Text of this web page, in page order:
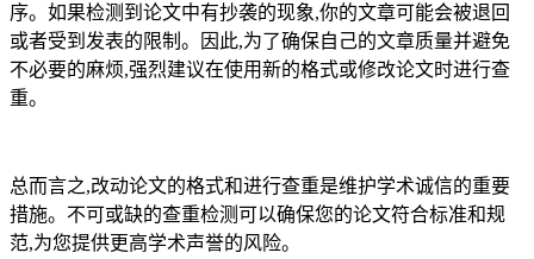
序。如果检测到论文中有抄袭的现象,你的文章可能会被退回
或者受到发表的限制。因此,为了确保自己的文章质量并避免
不必要的麻烦,强烈建议在使用新的格式或修改论文时进行查
重。
总而言之,改动论文的格式和进行查重是维护学术诚信的重要
措施。不可或缺的查重检测可以确保您的论文符合标准和规
范,为您提供更高学术声誉的风险。